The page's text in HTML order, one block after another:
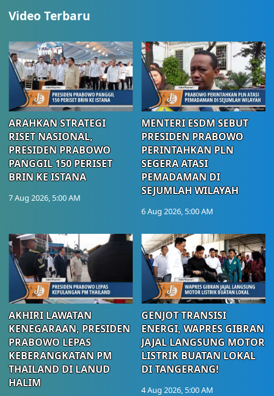
Video Terbaru
ARAHKAN STRATEGI
RISET NASIONAL,
PRESIDEN PRABOWO
PANGGIL 150 PERISET
BRIN KE ISTANA
7 Aug 2026, 5:00 AM
MENTERI ESDM SEBUT
PRESIDEN PRABOWO
PERINTAHKAN PLN
SEGERA ATASI
PEMADAMAN DI
SEJUMLAH WILAYAH
6 Aug 2026, 5:00 AM
AKHIRI LAWATAN
KENEGARAAN, PRESIDEN
PRABOWO LEPAS
KEBERANGKATAN PM
THAILAND DI LANUD
HALIM
GENJOT TRANSISI
ENERGI, WAPRES GIBRAN
JAJAL LANGSUNG MOTOR
LISTRIK BUATAN LOKAL
DI TANGERANG!
4 Aug 2026, 5:00 AM